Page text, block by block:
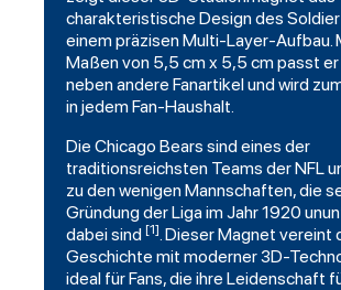
charakteristische Design des Soldier
einem präzisen Multi-Layer-Aufbau.
Maßen von 5,5 cm x 5,5 cm passt
neben andere Fanartikel und wird
in jedem Fan-Haushalt.
Die Chicago Bears sind eines der
traditionsreichsten Teams der NFL
zu den wenigen Mannschaften, die
Gründung der Liga im Jahr 1920
dabei sind [1]. Dieser Magnet vereint
Geschichte mit moderner 3D-
ideal für Fans, die ihre Leidenschaft